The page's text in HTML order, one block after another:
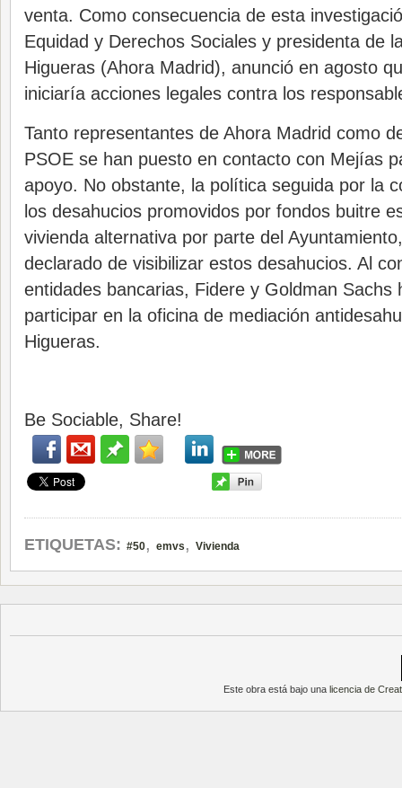
venta. Como consecuencia de esta
Equidad y Derechos Sociales y presidenta de
Higueras (Ahora Madrid), anunció en agosto
iniciaría acciones legales contra los
Tanto representantes de Ahora Madrid como
PSOE se han puesto en contacto con Mejías
apoyo. No obstante, la política seguida por la
los desahucios promovidos por fondos buitre
vivienda alternativa por parte del
declarado de visibilizar estos desahucios. Al
entidades bancarias, Fidere y Goldman Sachs
participar en la oficina de mediación
Higueras.
Be Sociable, Share!
ETIQUETAS: #50, emvs , Vivienda
Este obra está bajo unalicencia de